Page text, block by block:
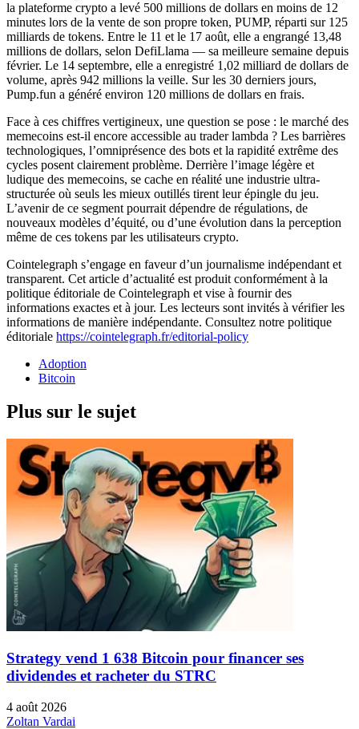
la plateforme crypto a levé 500 millions de dollars en moins de 12
minutes lors de la vente de son propre token, PUMP, réparti sur 125
milliards de tokens. Entre le 11 et le 17 août, elle a engrangé 13,48
millions de dollars, selon DefiLlama — sa meilleure semaine depuis
février. Le 14 septembre, elle a enregistré 1,02 milliard de dollars de
volume, après 942 millions la veille. Sur les 30 derniers jours,
Pump.fun a généré environ 120 millions de dollars en frais.
Face à ces chiffres vertigineux, une question se pose : le marché des
memecoins est-il encore accessible au trader lambda ? Les barrières
technologiques, l’omniprésence des bots et la rapidité extrême des
cycles posent clairement problème. Derrière l’image légère et
ludique des memecoins, se cache en réalité une industrie ultra-
structurée où seuls les mieux outillés tirent leur épingle du jeu.
L’avenir de ce segment pourrait dépendre de régulations, de
nouveaux modèles d’équité, ou d’une évolution dans la perception
même de ces tokens par les utilisateurs crypto.
Cointelegraph s’engage en faveur d’un journalisme indépendant et
transparent. Cet article d’actualité est produit conformément à la
politique éditoriale de Cointelegraph et vise à fournir des
informations exactes et à jour. Les lecteurs sont invités à vérifier les
informations de manière indépendante. Consultez notre politique
éditoriale https://cointelegraph.fr/editorial-policy
Adoption
Bitcoin
Plus sur le sujet
Strategy vend 1 638 Bitcoin pour financer ses
dividendes et racheter du STRC
4 août 2026
Zoltan Vardai